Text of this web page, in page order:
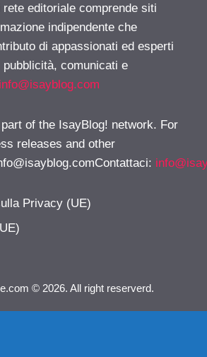
editoriale comprende siti
indipendente che
di appassionati ed esperti
comunicati e
info@isayblog.com
of the IsayBlog! network. For
releases and other
:
Privacy (UE)
© 2026. All right reserverd.